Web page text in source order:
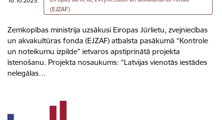
(EJZAF)
Zemkopības ministrija uzsākusi Eiropas Jūrlietu, zvejniecības
un akvakultūras fonda (EJZAF) atbalsta pasākumā “Kontrole
un noteikumu izpilde” ietvaros apstiprinātā projekta
īstenošanu. Projekta nosaukums: “Latvijas vienotās iestādes
nelegālas…